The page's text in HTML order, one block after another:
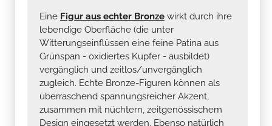
Eine Figur aus echter Bronze wirkt durch ihre
lebendige Oberfläche (die unter
Witterungseinflüssen eine feine Patina aus
Grünspan - oxidiertes Kupfer - ausbildet)
vergänglich und zeitlos/unvergänglich
zugleich. Echte Bronze-Figuren können als
überraschend spannungsreicher Akzent,
zusammen mit nüchtern, zeitgenössischem
Design eingesetzt werden. Ebenso natürlich